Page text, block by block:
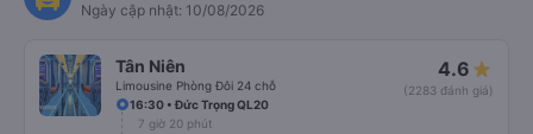
Ngày cập nhật: 10/08/2026
Tân Niên
Limousine Phòng Đôi 24 chỗ
4.6
(2283 đánh giá)
16:30 • Đức Trọng QL20
7 giờ 20 phút